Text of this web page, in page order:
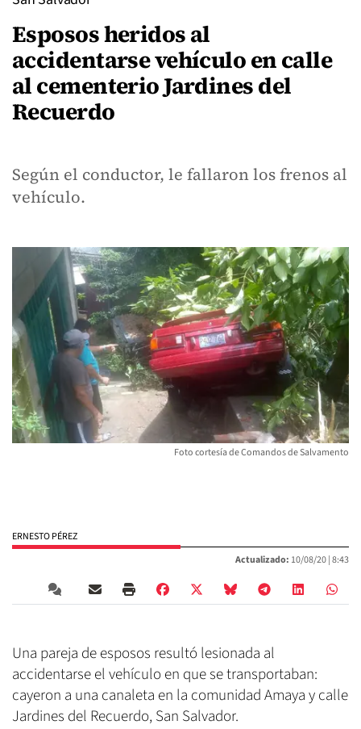
Esposos heridos al
accidentarse vehículo en calle
al cementerio Jardines del
Recuerdo
Según el conductor, le fallaron los frenos al
vehículo.
Foto cortesía de Comandos de Salvamento
ERNESTO PÉREZ
Actualizado: 10/08/20 |8:43
Una pareja de esposos resultó lesionada al
accidentarse el vehículo en que se transportaban:
cayeron a una canaleta en la comunidad Amaya y calle
Jardines del Recuerdo, San Salvador.